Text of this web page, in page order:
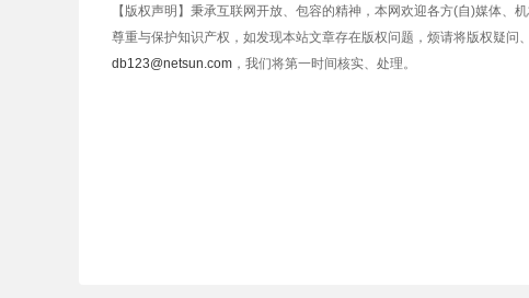
【版权声明】秉承互联网开放、包容的精神，本网欢迎各方(自)媒体
尊重与保护知识产权，如发现本站文章存在版权问题，烦请将版权疑问
db123@netsun.com ，我们将第一时间核实、处理。